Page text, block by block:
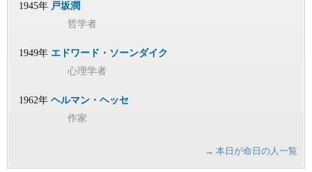
1945年 戸坂潤
哲学者
1949年 エドワード・ソーンダイク
心理学者
1962年 ヘルマン・ヘッセ
作家
→ 本日が命日の人一覧